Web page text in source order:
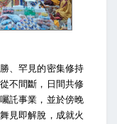
、罕見的密集修持
不間斷，日間共修
託事業，並於傍晚
見即解脫，成就火